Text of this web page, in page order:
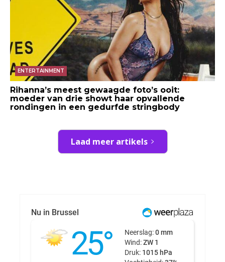
ENTERTAINMENT
Rihanna’s meest gewaagde foto’s ooit:
moeder van drie showt haar opvallende
rondingen in een gedurfde stringbody
Laad meer artikels